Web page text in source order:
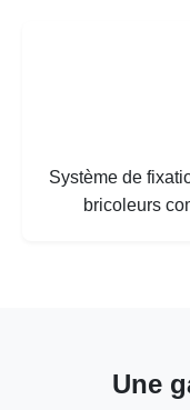
Système de
bricoleurs
Une